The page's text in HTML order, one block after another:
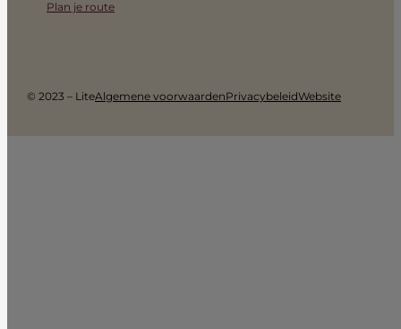
Plan je route
© 2023 – LiteAlgemene voorwaardenPrivacybeleidWebsite